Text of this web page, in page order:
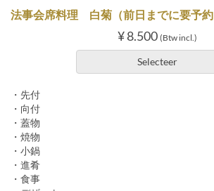
法事会席料理 白菊（前日までに要予約
¥ 8.500 (Btw incl.)
Selecteer
・先付
・向付
・蓋物
・焼物
・小鍋
・進肴
・食事